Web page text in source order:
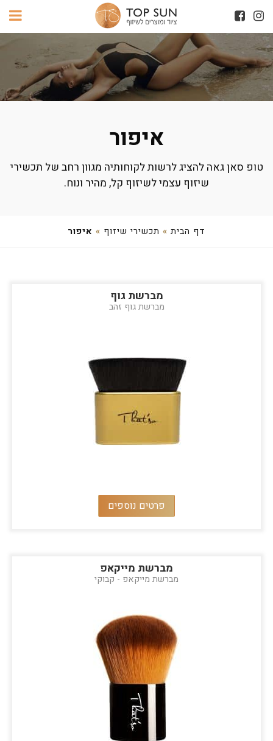
איפור
טופ סאן גאה להציג לרשות לקוחותיה מגוון רחב של תכשירי
שיזוף עצמי לשיזוף קל, מהיר ונוח.
דף הבית » תכשירי שיזוף » איפור
מברשת גוף
מברשת גוף זהב
פרטים נוספים
מברשת מייקאפ
מברשת מייקאפ - קבוקי